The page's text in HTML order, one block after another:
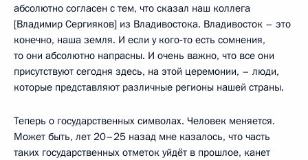
абсолютно согласен с тем, что сказал наш коллега
[Владимир Сергияков] из Владивостока. Владивосток – это
конечно, наша земля. И если у кого‑то есть сомнения,
то они абсолютно напрасны. И очень важно, что все они
присутствуют сегодня здесь, на этой церемонии, – люди,
которые представляют различные регионы нашей страны.
Теперь о государственных символах. Человек меняется.
Может быть, лет 20–25 назад мне казалось, что часть
таких государственных отметок уйдёт в прошлое, канет